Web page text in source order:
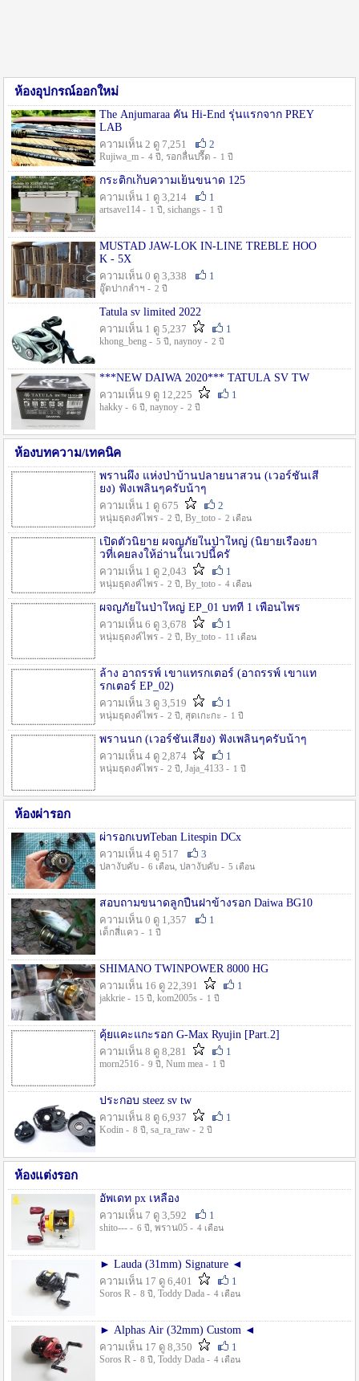
ห้องอุปกรณ์ออกใหม่
The Anjumaraa คัน Hi-End รุ่นแรกจาก PREY
LAB
ความเห็น 2 ดู 7,251
2
Rujiwa_m - 4 ปี , รอกลื่นปรื๊ด - 1 ปี
กระติกเก็บความเย็นขนาด 125
ความเห็น 1 ดู 3,214
1
artsave114 - 1 ปี , sichangs - 1 ปี
MUSTAD JAW-LOK IN-LINE TREBLE HOO
K - 5X
ความเห็น 0 ดู 3,338
1
อู๊ดปากลำฯ - 2 ปี
Tatula sv limited 2022
ความเห็น 1 ดู 5,237
1
khong_beng - 5 ปี , naynoy - 2 ปี
***NEW DAIWA 2020*** TATULA SV TW
ความเห็น 9 ดู 12,225
1
hakky - 6 ปี , naynoy - 2 ปี
ห้องบทความ/เทคนิค
พรานผึ้ง แห่งป่าบ้านปลายนาสวน (เวอร์ชั่นเสี
ยง) ฟังเพลินๆครับน้าๆ
ความเห็น 1 ดู 675
2
หนุ่มธุดงค์ไพร - 2 ปี , By_toto - 2 เดือน
เปิดตัวนิยาย ผจญภัยในป่าใหญ่ (นิยายเรื่องยา
วที่เคยลงให้อ่านในเวปนี้ครั
ความเห็น 1 ดู 2,043
1
หนุ่มธุดงค์ไพร - 2 ปี , By_toto - 4 เดือน
ผจญภัยในป่าใหญ่ EP_01 บทที่ 1 เพื่อนไพร
ความเห็น 6 ดู 3,678
1
หนุ่มธุดงค์ไพร - 2 ปี , By_toto - 11 เดือน
ล้าง อาถรรพ์ เขาแทรกเตอร์ (อาถรรพ์ เขาแท
รกเตอร์ EP_02)
ความเห็น 3 ดู 3,519
1
หนุ่มธุดงค์ไพร - 2 ปี , สุดเกะกะ - 1 ปี
พรานนก (เวอร์ชั่นเสียง) ฟังเพลินๆครับน้าๆ
ความเห็น 4 ดู 2,874
1
หนุ่มธุดงค์ไพร - 2 ปี , Jaja_4133 - 1 ปี
ห้องผ่ารอก
ผ่ารอกเบทTeban Litespin DCx
ความเห็น 4 ดู 517
3
ปลางับคับ - 6 เดือน, ปลางับคับ - 5 เดือน
สอบถามขนาดลูกปืนฝาข้างรอก Daiwa BG10
ความเห็น 0 ดู 1,357
1
เด็กสี่แคว - 1 ปี
SHIMANO TWINPOWER 8000 HG
ความเห็น 16 ดู 22,391
1
jakkrie - 15 ปี , kom2005s - 1 ปี
คุ้ยแคะแกะรอก G-Max Ryujin [Part.2]
ความเห็น 8 ดู 8,281
1
morn2516 - 9 ปี , Num mea - 1 ปี
ประกอบ steez sv tw
ความเห็น 8 ดู 6,937
1
Kodin - 8 ปี , sa_ra_raw - 2 ปี
ห้องแต่งรอก
อัพเดท px เหลือง
ความเห็น 7 ดู 3,592
1
shito--- - 6 ปี , พราน05 - 4 เดือน
► Lauda (31mm) Signature ◄
ความเห็น 17 ดู 6,401
1
Soros R - 8 ปี , Toddy Dada - 4 เดือน
► Alphas Air (32mm) Custom ◄
ความเห็น 17 ดู 8,350
1
Soros R - 8 ปี , Toddy Dada - 4 เดือน